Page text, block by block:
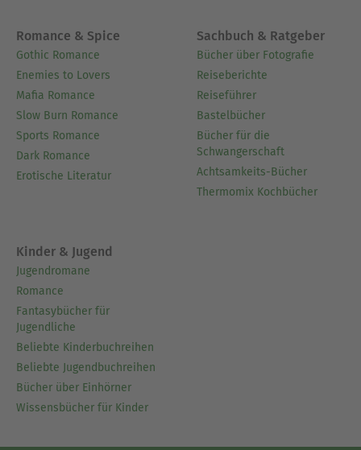
Romance & Spice
Gothic Romance
Enemies to Lovers
Mafia Romance
Slow Burn Romance
Sports Romance
Dark Romance
Erotische Literatur
Sachbuch & Ratgeber
Bücher über Fotografie
Reiseberichte
Reiseführer
Bastelbücher
Bücher für die
Schwangerschaft
Achtsamkeits-Bücher
Thermomix Kochbücher
Kinder & Jugend
Jugendromane
Romance
Fantasybücher für
Jugendliche
Beliebte Kinderbuchreihen
Beliebte Jugendbuchreihen
Bücher über Einhörner
Wissensbücher für Kinder